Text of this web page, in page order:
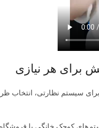
برای هر نیازی
برای سیستم نظارتی،